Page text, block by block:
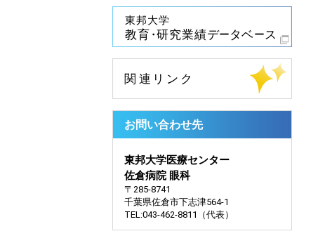
お問い合わせ先
東邦大学医療センター
佐倉病院 眼科
〒285-8741
千葉県佐倉市下志津564-1
TEL:043-462-8811（代表）